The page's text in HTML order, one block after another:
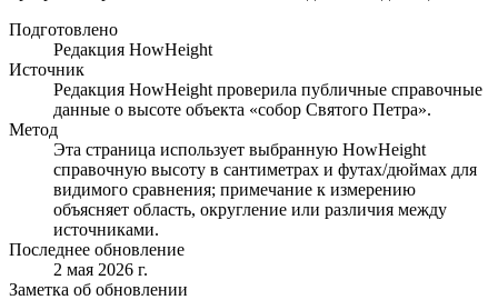
Подготовлено
Редакция HowHeight
Источник
Редакция HowHeight проверила публичные справочные
данные о высоте объекта «собор Святого Петра».
Метод
Эта страница использует выбранную HowHeight
справочную высоту в сантиметрах и футах/дюймах для
видимого сравнения; примечание к измерению
объясняет область, округление или различия между
источниками.
Последнее обновление
2 мая 2026 г.
Заметка об обновлении